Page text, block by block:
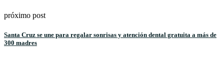
próximo post
Santa Cruz se une para regalar sonrisas y atención dental gratuita a más de
300 madres